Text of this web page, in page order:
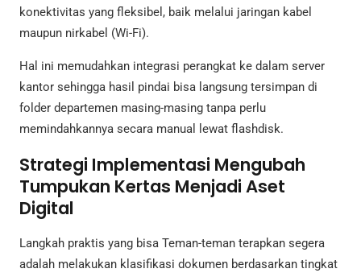
konektivitas yang fleksibel, baik melalui jaringan kabel
maupun nirkabel (Wi-Fi).
Hal ini memudahkan integrasi perangkat ke dalam server
kantor sehingga hasil pindai bisa langsung tersimpan di
folder departemen masing-masing tanpa perlu
memindahkannya secara manual lewat flashdisk.
Strategi Implementasi Mengubah
Tumpukan Kertas Menjadi Aset
Digital
Langkah praktis yang bisa Teman-teman terapkan segera
adalah melakukan klasifikasi dokumen berdasarkan tingkat